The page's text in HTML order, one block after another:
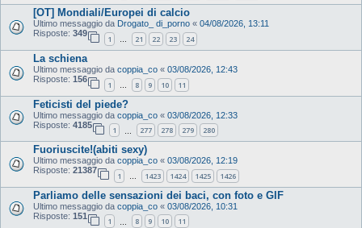
[OT] Mondiali/Europei di calcio
Ultimo messaggio da Drogato_ di_porno « 04/08/2026, 13:11
Risposte: 349
1 … 21 22 23 24
La schiena
Ultimo messaggio da coppia_co « 03/08/2026, 12:43
Risposte: 156
1 … 8 9 10 11
Feticisti del piede?
Ultimo messaggio da coppia_co « 03/08/2026, 12:33
Risposte: 4185
1 277 278 279 280
Fuoriuscite!(abiti sexy)
Ultimo messaggio da coppia_co « 03/08/2026, 12:19
Risposte: 21387
1 … 1423 1424 1425 1426
Parliamo delle sensazioni dei baci, con foto e GIF
Ultimo messaggio da coppia_co « 03/08/2026, 10:31
Risposte: 151
1 8 9 10 11